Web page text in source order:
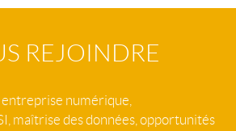
REJOINDRE
numérique,
maîtrise des données, opportunités